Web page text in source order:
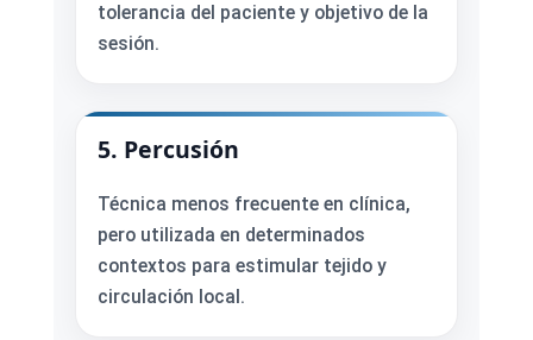
tolerancia del paciente y objetivo de la
sesión.
5. Percusión
Técnica menos frecuente en clínica,
pero utilizada en determinados
contextos para estimular tejido y
circulación local.